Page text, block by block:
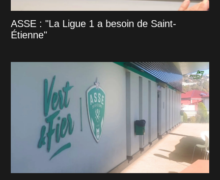
ASSE : "La Ligue 1 a besoin de Saint-
Étienne"